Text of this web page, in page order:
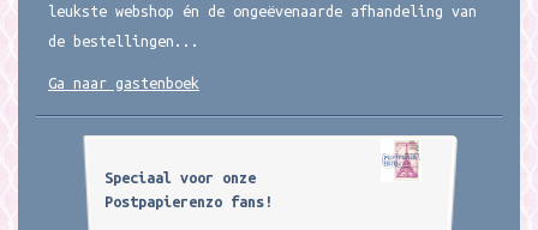
leukste webshop én de ongeëvenaarde afhandeling van
de bestellingen...
Ga naar gastenboek
Speciaal voor onze
Postpapierenzo fans!